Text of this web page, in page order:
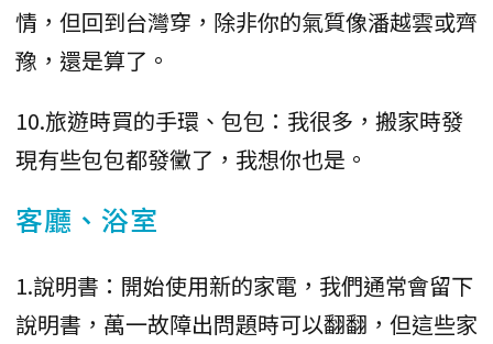
情，但回到台灣穿，除非你的氣質像潘越雲或齊
豫，還是算了。
10.旅遊時買的手環、包包：我很多，搬家時發
現有些包包都發黴了，我想你也是。
客廳、浴室
1.說明書：開始使用新的家電，我們通常會留下
說明書，萬一故障出問題時可以翻翻，但這些家